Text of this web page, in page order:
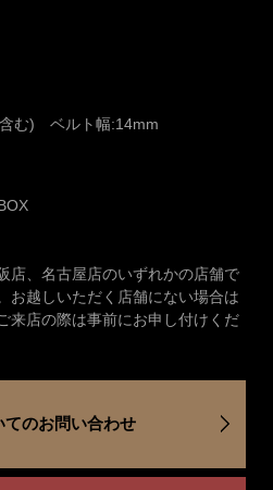
む) ベルト幅:14mm
店、名古屋店のいずれかの店舗で
お越しいただく店舗にない場合は
来店の際は事前にお申し付けくだ
てのお問い合わせ